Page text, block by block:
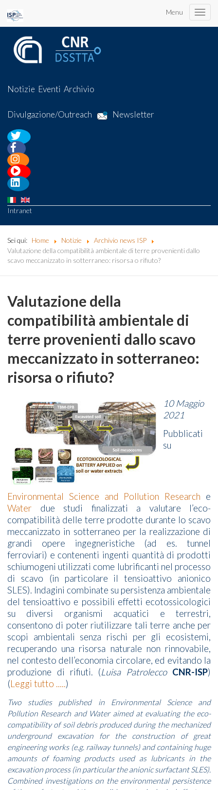
Menu
Toggle
Notizie Eventi Archivio
Divulgazione/Outreach Newsletter
Intranet
Sei qui: Home Notizie
Archivio news ISP
Valutazione della compatibilità ambientale di terre provenienti dallo
scavo meccanizzato in sotterraneo: risorsa o rifiuto?
Valutazione della
compatibilità ambientale di
terre provenienti dallo scavo
meccanizzato in sotterraneo:
risorsa o rifiuto?
10 Maggio
2021
Pubblicati
su
Environmental Science and Pollution Research e
Water due studi finalizzati a valutare l’eco-
compatibilità delle terre prodotte durante lo scavo
meccanizzato in sotterraneo per la realizzazione di
grandi opere ingegneristiche (ad es. tunnel
ferroviari) e contenenti ingenti quantità di prodotti
schiumogeni utilizzati come lubrificanti nel processo
di scavo (in particolare il tensioattivo anionico
SLES). Indagini combinate su persistenza ambientale
del tensioattivo e possibili effetti ecotossicologici
su diversi organismi acquatici e terrestri,
consentono di poter riutilizzare tali terre anche per
scopi ambientali senza rischi per gli ecosistemi,
recuperando una risorsa naturale non rinnovabile,
nel contesto dell’economia circolare, ed evitando la
produzione di rifiuti. (Luisa Patrolecco CNR-ISP)
(Leggi tutto .....)
Two studies published in Environmental Science and
Pollution Research and Water aimed at evaluating the eco-
compatibility of soil debris produced during the mechanized
underground excavation for the construction of great
engineering works (e.g. railway tunnels) and containing huge
amounts of foaming products used as lubricants in the
excavation process (in particular the anionic surfactant SLES).
Combined investigations on the environmental persistence